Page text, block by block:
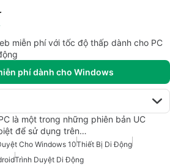
miễn phí với tốc độ thấp dành cho PC
phí dành cho Windows
là một trong những phiên bản UC
để sử dụng trên…
Cho Windows 10Thiết Bị Di Động
Trình Duyệt Di Động